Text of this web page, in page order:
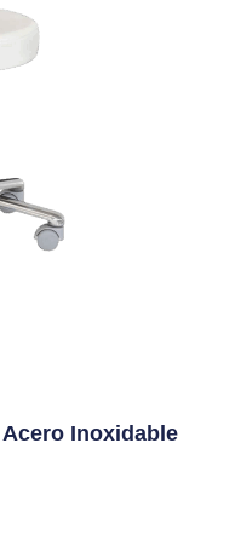
Inoxidable